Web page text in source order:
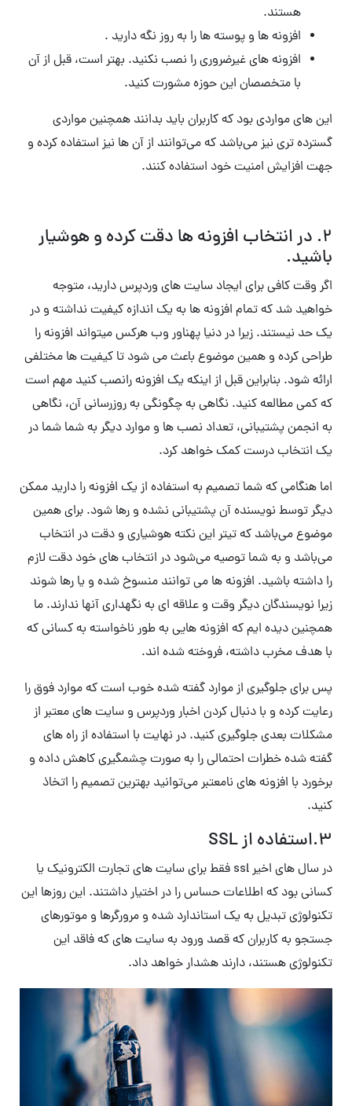
هستند.
افزونه ها و پوسته ها را به روز نگه دارید .
افزونه های غیرضروری را نصب نکنید. بهتر است، قبل از آن
با متخصصان این حوزه مشورت کنید.
این های مواردی بود که کاربران باید بدانند همچنین مواردی
گسترده تری نیز می‌باشد که می‌توانند از آن ها نیز استفاده کرده و
جهت افزایش امنیت خود استفاده کنند.
۲. در انتخاب افزونه ها دقت کرده و هوشیار
باشید.
اگر وقت کافی برای ایجاد سایت های وردپرس دارید، متوجه
خواهید شد که تمام افزونه ها به یک اندازه کیفیت نداشته و در
یک حد نیستند. زیرا در دنیا پهناور وب هرکس میتواند افزونه را
طراحی کرده و همین موضوع باعث می شود تا کیفیت ها مختلفی
ارائه شود. بنابراین قبل از اینکه یک افزونه رانصب کنید مهم است
که کمی مطالعه کنید. نگاهی به چگونگی به روزرسانی آن، نگاهی
به انجمن پشتیبانی، تعداد نصب ها و موارد دیگر به شما شما در
یک انتخاب درست کمک خواهد کرد.
اما هنگامی که شما تصمیم به استفاده از یک افزونه را دارید ممکن
دیگر توسط نویسنده آن پشتیبانی نشده و رها شود. برای همین
موضوع می‌باشد که تیتر این نکته هوشیاری و دقت در انتخاب
می‌باشد و به شما توصیه می‌شود در انتخاب های خود دقت لازم
را داشته باشید. افزونه ها می توانند منسوخ شده و یا رها شوند
زیرا نویسندگان دیگر وقت و علاقه ای به نگهداری آنها ندارند. ما
همچنین دیده ایم که افزونه هایی به طور ناخواسته به کسانی که
با هدف مخرب داشته، فروخته شده اند.
پس برای جلوگیری از موارد گفته شده خوب است که موارد فوق را
رعایت کرده و با دنبال کردن اخبار وردپرس و سایت های معتبر از
مشکلات بعدی جلوگیری کنید. در نهایت با استفاده از راه های
گفته شده خطرات احتمالی را به صورت چشمگیری کاهش داده و
برخورد با افزونه های نامعتبر می‌توانید بهترین تصمیم را اتخاذ
کنید.
3.استفاده از SSL
در سال های اخیر ssl فقط برای سایت های تجارت الکترونیک یا
کسانی بود که اطلاعات حساس را در اختیار داشتند. این روزها این
تکنولوژی تبدیل به یک استاندارد شده و مرورگرها و موتورهای
جستجو به کاربران که قصد ورود به سایت های که فاقد این
تکنولوژی هستند، دارند هشدار خواهد داد.